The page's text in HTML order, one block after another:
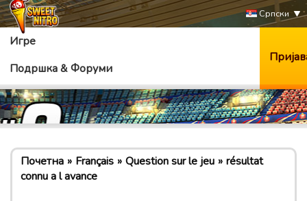
Српски
Игре
Подршка & Форуми
Почетна Français Question sur le jeu
résultat
connu a l avance